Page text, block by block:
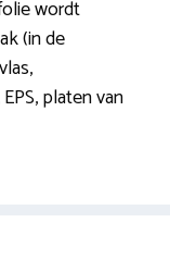
wordt
(in de
platen van